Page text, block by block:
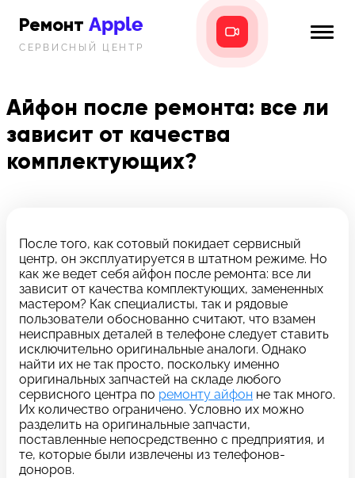
Ремонт Apple
СЕРВИСНЫЙ ЦЕНТР
iPad
MacBook
iMac
Новости
i-info
Контакты
Телефон:
+7 (812) 409-39-75
Адрес:
8 Красноармейская, 18
Режим работы:
c 10:00 до 21:00
Связаться с нами
Айфон после ремонта: все ли
зависит от качества
комплектующих?
После того, как сотовый покидает сервисный
центр, он эксплуатируется в штатном режиме. Но
как же ведет себя айфон после ремонта: все ли
зависит от качества комплектующих, замененных
мастером? Как специалисты, так и рядовые
пользователи обоснованно считают, что взамен
неисправных деталей в телефоне следует ставить
исключительно оригинальные аналоги. Однако
найти их не так просто, поскольку именно
оригинальных запчастей на складе любого
сервисного центра по ремонту айфон не так много.
Их количество ограничено. Условно их можно
разделить на оригинальные запчасти,
поставленные непосредственно с предприятия, и
те, которые были извлечены из телефонов-
доноров.